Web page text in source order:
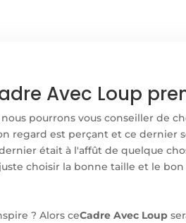
Avec Loup
pourrons vous conseiller de
regard est perçant et ce
était à l'affût de quelque
choisir la bonne taille et le
? Alors ceCadre Avec Loup